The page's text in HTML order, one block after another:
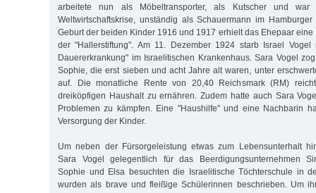
arbeitete nun als Möbeltransporter, als Kutscher und war
Weltwirtschaftskrise, unständig als Schauermann im
Geburt der beiden Kinder 1916 und 1917 erhielt das Ehepaar
der "Hallerstiftung". Am 11. Dezember 1924 starb Israel Vogel
Dauererkrankung" im Israelitischen Krankenhaus. Sara Vogel
Sophie, die erst sieben und acht Jahre alt waren, unter
auf. Die monatliche Rente von 20,40 Reichsmark (RM)
dreiköpfigen Haushalt zu ernähren. Zudem hatte auch Sara
Problemen zu kämpfen. Eine "Haushilfe" und eine Nachbarin
Versorgung der Kinder.
Um neben der Fürsorgeleistung etwas zum Lebensunterhalt
Sara Vogel gelegentlich für das Beerdigungsunternehmen
Sophie und Elsa besuchten die Israelitische Töchterschule in
wurden als brave und fleißige Schülerinnen beschrieben. Um